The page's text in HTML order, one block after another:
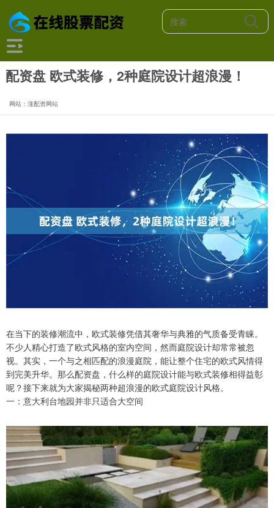
配资盘 欧式装修，2种庭院设计超浪漫！
网站：涨配资网站
在当下的装修潮流中，欧式装修凭借其奢华与典雅的气质备受青睐。
不少人精心打造了欧式风格的室内空间，然而庭院设计却常常被忽
视。其实，一个与之相匹配的浪漫庭院，能让整个住宅的欧式风情得
到完美升华。那么配资盘，什么样的庭院设计能与欧式装修相得益彰
呢？接下来就为大家揭秘两种超浪漫的欧式庭院设计风格。
一：意大利台地园并非只适合大空间